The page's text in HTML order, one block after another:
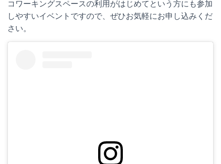
コワーキングスペースの利用がはじめてという方にも参加
しやすいイベントですので、ぜひお気軽にお申し込みくだ
さい。